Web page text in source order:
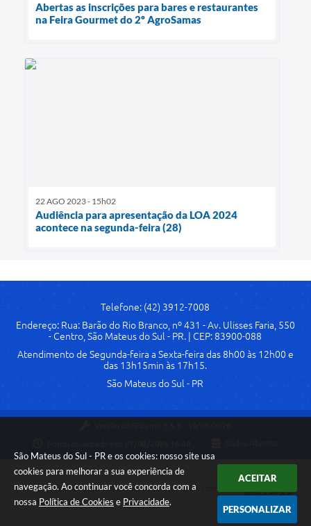
São Mateus do Sul - PR e os cookies: nosso site usa
cookies para melhorar a sua experiência de
navegação. Ao continuar você concorda com a
nossa Política de Cookies e Privacidade.
ACEITAR
PERSONALIZAR
Abertas as inscrições para bares e restaurantes
na Feira Gourmet do 2º AgroSamas
22 AGO 2023 - 15h02
Audiência para apresentação da LOA 2024
acontece na segunda-feira (28)
Telefone: (42) 3912-7008
Endereço: Rua: Barão do Rio Branco, nº 431 - Av. Ulisses Faria, 550
- Centro, São Mateus do Sul - PR. | CEP: 83900-088
Atendimento de Segunda-feira a Sexta-feira das 8h00 às 12h00 e
das 13h15min às 17h15.
São Mateus do Sul - PR
Copyright Instar - 2006-2026. Todos os direitos reservados -
Instar Tecnologia